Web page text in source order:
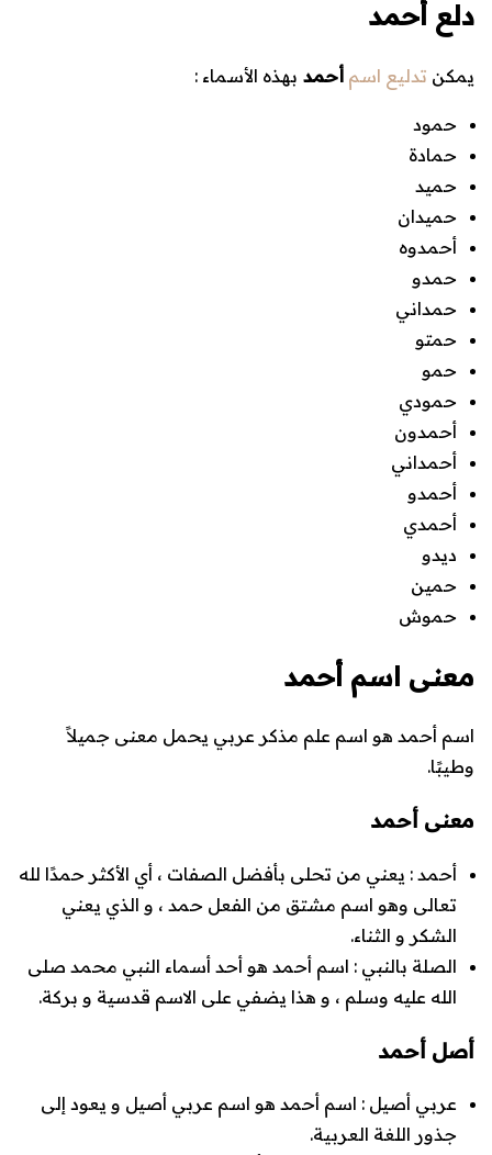
دلع أحمد
يمكن تدليع اسم أحمد بهذه الأسماء :
حمود
حمادة
حميد
حميدان
أحمدوه
حمدو
حمداني
حمتو
حمو
حمودي
أحمدون
أحمداني
أحمدو
أحمدي
ديدو
حمين
حموش
معنى اسم أحمد
اسم أحمد هو اسم علم مذكر عربي يحمل معنى جميلاً
وطيبًا.
معنى أحمد
أحمد : يعني من تحلى بأفضل الصفات ، أي الأكثر حمدًا لله
تعالى وهو اسم مشتق من الفعل حمد ، و الذي يعني
الشكر و الثناء.
الصلة بالنبي : اسم أحمد هو أحد أسماء النبي محمد صلى
الله عليه وسلم ، و هذا يضفي على الاسم قدسية و بركة.
أصل أحمد
عربي أصيل : اسم أحمد هو اسم عربي أصيل و يعود إلى
جذور اللغة العربية.